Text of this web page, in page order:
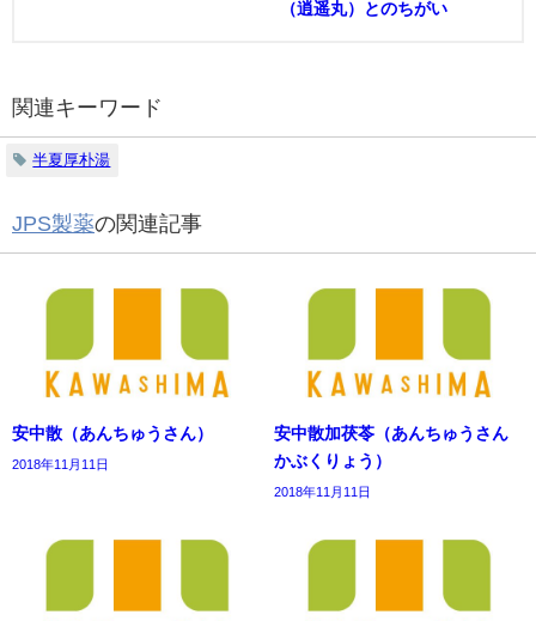
（逍遥丸）とのちがい
関連キーワード
半夏厚朴湯
JPS製薬の関連記事
安中散（あんちゅうさん）
2018年11月11日
安中散加茯苓（あんちゅうさん
かぶくりょう）
2018年11月11日